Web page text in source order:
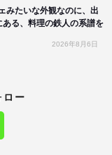
みたいな外観なのに、出
る、料理の鉄人の系譜を
2026年8月6日
ロー